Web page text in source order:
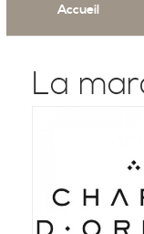
Accueil
La